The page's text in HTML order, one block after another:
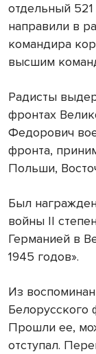
отдельный
направили в
командира
высшим
Радисты
фронтах
Федорович
фронта,
Польши,
Был
войны II
Германией в
1945 годов».
Из
Белорусского
Прошли ее,
отступал.